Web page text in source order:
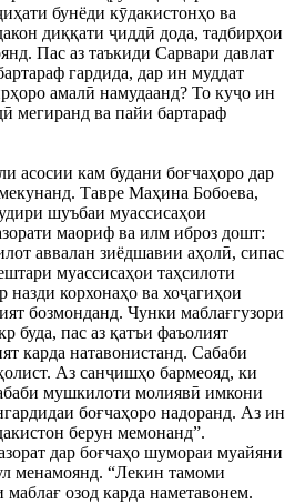
бунёди кӯдакистонҳо ва
диққати ҷиддӣ дода, тадбирҳои
Пас аз таъкиди Сарвари давлат
гардида, дар ин муддат
амалӣ намудаанд? То куҷо ин
мегиранд ва пайи бартараф
асосии кам будани боғчаҳоро дар
Тавре Маҳина Бобоева,
шуъбаи муассисаҳои
маориф ва илм иброз дошт:
аввалан зиёдшавии аҳолӣ, сипас
муассисаҳои таҳсилоти
назди корхонаҳо ва хоҷагиҳои
бозмонданд. Чунки маблағгузори
буда, пас аз қатъи фаъолият
карда натавонистанд. Сабаби
Аз санҷишҳо бармеояд, ки
мушкилоти молиявӣ имкони
боғчаҳоро надоранд. Аз ин
берун мемонанд”.
дар боғчаҳо шумораи муайяни
менамоянд. “Лекин тамоми
озод карда наметавонем.